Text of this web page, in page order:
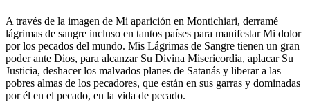
A través de la imagen de Mi aparición en Montichiari, derramé
lágrimas de sangre incluso en tantos países para manifestar Mi dolor
por los pecados del mundo. Mis Lágrimas de Sangre tienen un gran
poder ante Dios, para alcanzar Su Divina Misericordia, aplacar Su
Justicia, deshacer los malvados planes de Satanás y liberar a las
pobres almas de los pecadores, que están en sus garras y dominadas
por él en el pecado, en la vida de pecado.